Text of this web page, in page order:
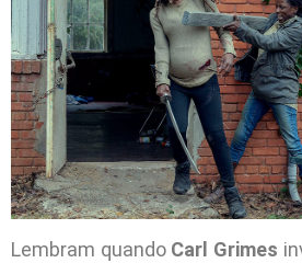
Lembram quando Carl Grimes